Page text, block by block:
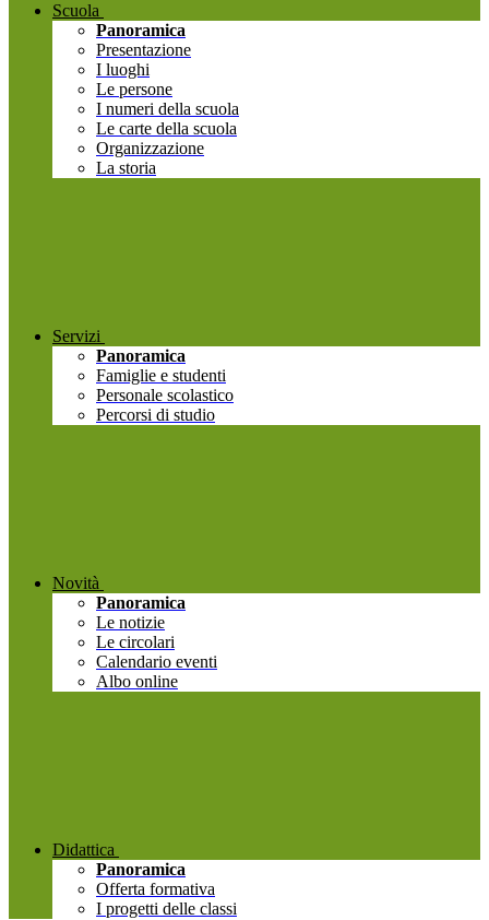
Scuola
Panoramica
Presentazione
I luoghi
Le persone
I numeri della scuola
Le carte della scuola
Organizzazione
La storia
Servizi
Panoramica
Famiglie e studenti
Personale scolastico
Percorsi di studio
Novità
Panoramica
Le notizie
Le circolari
Calendario eventi
Albo online
Didattica
Panoramica
Offerta formativa
I progetti delle classi